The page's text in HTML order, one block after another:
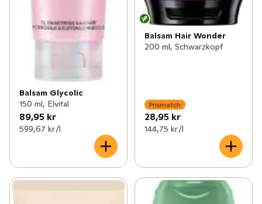
Balsam Glycolic
150 ml, Elvital
89,95 kr
599,67 kr /l
Balsam Hair Wonder
200 ml, Schwarzkopf
Prismatch
28,95 kr
144,75 kr /l